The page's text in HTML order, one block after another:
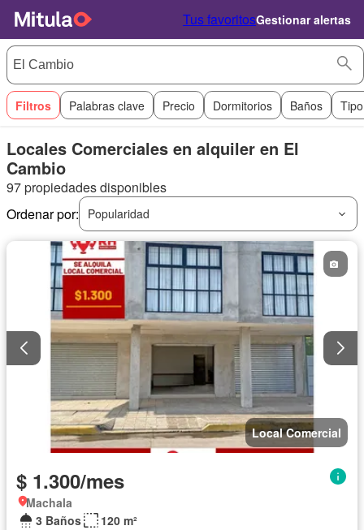
Tus favoritosGestionar alertas
Filtros Palabras clave Precio Dormitorios Baños
Locales Comerciales en alquiler en El
Cambio
97 propiedades disponibles
Ordenar por:
Popularidad
Local Comercial
$ 1.300/mes
Machala
3 Baños
120 m²